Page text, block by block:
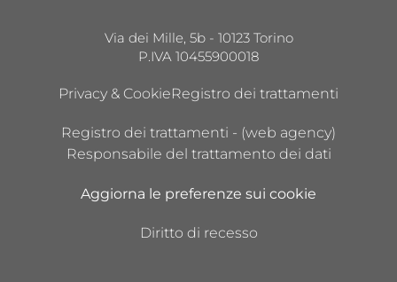
Via dei Mille, 5b - 10123 Torino
P.IVA 10455900018
Privacy & CookieRegistro dei trattamenti
Registro dei trattamenti - (web agency)
Responsabile del trattamento dei dati
Aggiorna le preferenze sui cookie
Diritto di recesso